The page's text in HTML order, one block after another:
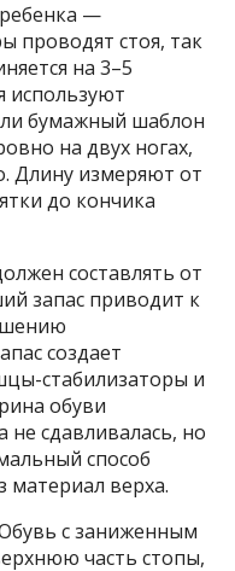
—
проводят стоя, так
на 3–5
используют
бумажный шаблон
на двух ногах,
Длину измеряют от
до кончика
составлять от
запас приводит к
создает
стабилизаторы и
обуви
не сдавливалась, но
способ
верха.
с заниженным
часть стопы,